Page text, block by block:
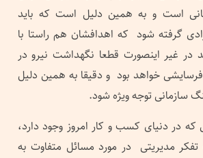
است و به همین دلیل است که باید
گرفته شود که اهدافشان هم راستا با
در غیر اینصورت قطعا نگهداشت نیرو در
خواهد بود و دقیقا به همین دلیل
سازمانی توجه ویژه شود.
که در دنیای کسب و کار امروز وجود دارد،
مدیریتی در مورد مسائل متفاوت به